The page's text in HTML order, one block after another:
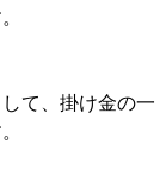
て、掛け金の一